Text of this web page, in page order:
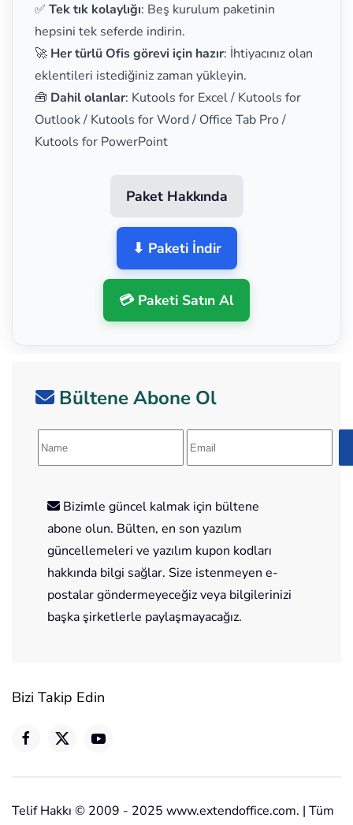
✅ Tek tık kolaylığı: Beş kurulum paketinin
hepsini tek seferde indirin.
🚀 Her türlü Ofis görevi için hazır: İhtiyacınız olan
eklentileri istediğiniz zaman yükleyin.
🧰 Dahil olanlar: Kutools for Excel / Kutools for
Outlook / Kutools for Word / Office Tab Pro /
Kutools for PowerPoint
Paket Hakkında
⬇ Paketi İndir
💳 Paketi Satın Al
Bültene Abone Ol
Bizimle güncel kalmak için bültene
abone olun. Bülten, en son yazılım
güncellemeleri ve yazılım kupon kodları
hakkında bilgi sağlar. Size istenmeyen e-
postalar göndermeyeceğiz veya bilgilerinizi
başka şirketlerle paylaşmayacağız.
Bizi Takip Edin
Telif Hakkı © 2009 - 2025 www.extendoffice.com. | Tüm